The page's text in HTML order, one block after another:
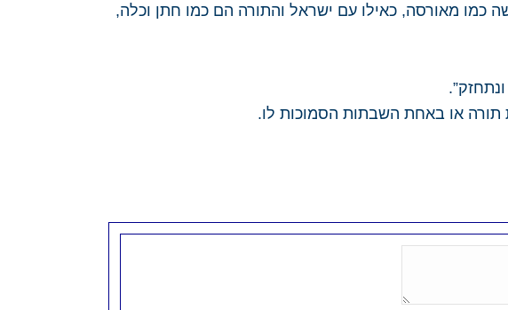
כמו מאורסה, כאילו עם ישראל והתורה הם כמו חתן וכלה,
או באחת השבתות הסמוכות לו.